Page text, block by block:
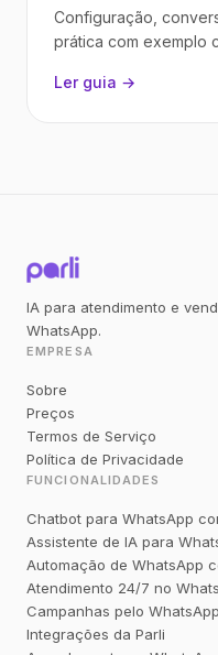
Configuração,
prática com exemplo
Ler guia →
IA para atendimento e
WhatsApp.
EMPRESA
Sobre
Preços
Termos de Serviço
Política de Privacidade
FUNCIONALIDADES
Chatbot para WhatsApp
Assistente de IA para
Automação de WhatsApp
Atendimento 24/7 no
Campanhas pelo
Integrações da Parli